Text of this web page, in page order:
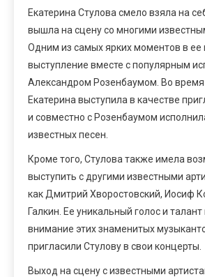
Екатерина Стулова смело взяла на
вышла на сцену со многими
Одним из самых ярких моментов в ее
выступление вместе с популярным
Александром Розенбаумом. Во время
Екатерина выступила в качестве
и совместно с Розенбаумом
известных песен.
Кроме того, Стулова также имела
выступить с другими известными
как Дмитрий Хворостовский, Иосиф
Галкин. Ее уникальный голос и
внимание этих знаменитых
пригласили Стулову в свои концерты.
Выход на сцену с известными